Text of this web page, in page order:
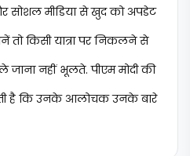
सोशल मीडिया से खुद को अपडेट
तो किसी यात्रा पर निकलने से
नहीं भूलते. पीएम मोदी की
है कि उनके आलोचक उनके बारे